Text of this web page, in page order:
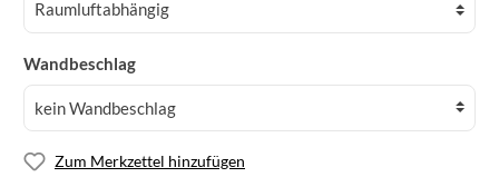
Wandbeschlag
Zum Merkzettel hinzufügen